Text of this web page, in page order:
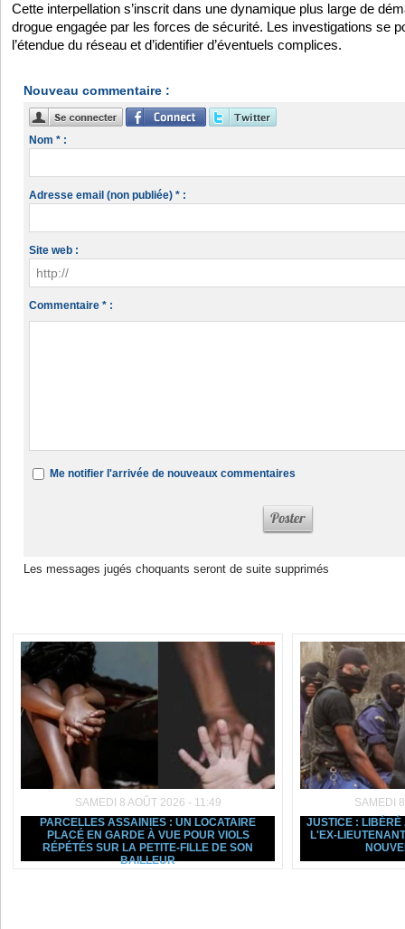
Cette interpellation s’inscrit dans une dynamique plus large de
drogue engagée par les forces de sécurité. Les investigations se
l’étendue du réseau et d’identifier d’éventuels complices.
Nouveau commentaire :
Nom * :
Adresse email (non publiée) * :
Site web :
Commentaire * :
Me notifier l'arrivée de nouveaux commentaires
Les messages jugés choquants seront de suite supprimés
SAMEDI 8 AOÛT 2026 - 11:49
PARCELLES ASSAINIES : UN LOCATAIRE
PLACÉ EN GARDE À VUE POUR VIOLS
RÉPÉTÉS SUR LA PETITE-FILLE DE SON
BAILLEUR
SAMEDI
JUSTICE : LIBÉRÉ
L'EX-